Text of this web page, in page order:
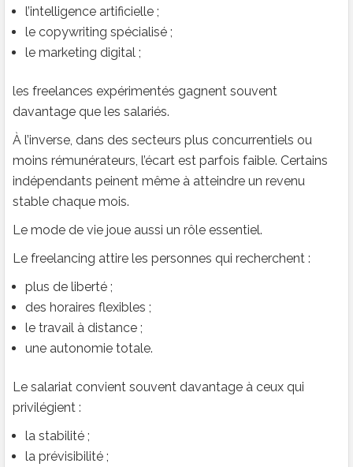
l’intelligence artificielle ;
le copywriting spécialisé ;
le marketing digital ;
les freelances expérimentés gagnent souvent
davantage que les salariés.
À l’inverse, dans des secteurs plus concurrentiels ou
moins rémunérateurs, l’écart est parfois faible. Certains
indépendants peinent même à atteindre un revenu
stable chaque mois.
Le mode de vie joue aussi un rôle essentiel.
Le freelancing attire les personnes qui recherchent :
plus de liberté ;
des horaires flexibles ;
le travail à distance ;
une autonomie totale.
Le salariat convient souvent davantage à ceux qui
privilégient :
la stabilité ;
la prévisibilité ;